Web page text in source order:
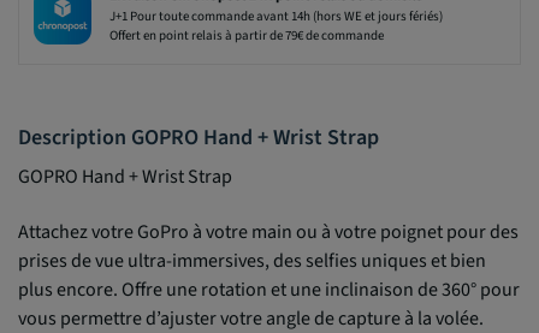
J+1 Pour toute commande avant 14h (hors WE et jours fériés)
Offert en point relais à partir de 79€ de commande
Description GOPRO Hand + Wrist Strap
GOPRO Hand + Wrist Strap
Attachez votre GoPro à votre main ou à votre poignet pour des
prises de vue ultra-immersives, des selfies uniques et bien
plus encore. Offre une rotation et une inclinaison de 360° pour
vous permettre d’ajuster votre angle de capture à la volée.